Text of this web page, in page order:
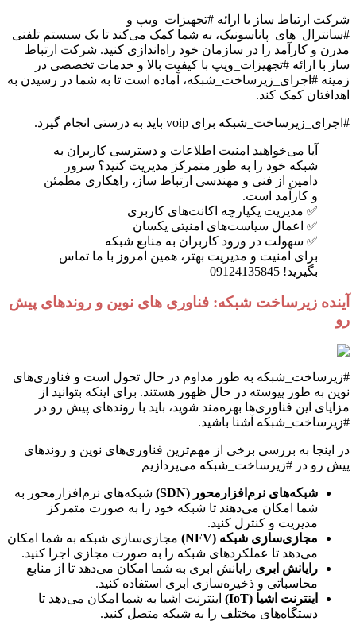
شرکت ارتباط ساز با ارائه #تجهیزات_ویپ و
#سانترال_های_پاناسونیک، به شما کمک می‌کند تا یک سیستم تلفنی
مدرن و کارآمد را در سازمان خود راه‌اندازی کنید. شرکت ارتباط
ساز با ارائه #تجهیزات_ویپ با کیفیت بالا و خدمات تخصصی در
زمینه #اجرای_زیرساخت_شبکه، آماده است تا به شما در رسیدن به
اهدافتان کمک کند.
#اجرای_زیرساخت_شبکه برای voip باید به درستی انجام گیرد.
آیا می‌خواهید امنیت اطلاعات و دسترسی کاربران به
شبکه خود را به طور متمرکز مدیریت کنید؟ سرور
دامین از فنی و مهندسی ارتباط ساز، راهکاری مطمئن
و کارآمد است.
✅ مدیریت یکپارچه اکانت‌های کاربری
✅ اعمال سیاست‌های امنیتی یکسان
✅ سهولت در ورود کاربران به منابع شبکه
برای امنیت و مدیریت بهتر، همین امروز با ما تماس
بگیرید! 09124135845
آینده زیرساخت شبکه: فناوری های نوین و روندهای پیش
رو
#زیرساخت_شبکه به طور مداوم در حال تحول است و فناوری‌های
نوین به طور پیوسته در حال ظهور هستند. برای اینکه بتوانید از
مزایای این فناوری‌ها بهره‌مند شوید، باید با روندهای پیش رو در
#زیرساخت_شبکه آشنا باشید.
در اینجا به بررسی برخی از مهم‌ترین فناوری‌های نوین و روندهای
پیش رو در #زیرساخت_شبکه می‌پردازیم
شبکه‌های نرم‌افزارمحور (SDN)
شبکه‌های نرم‌افزارمحور به
شما امکان می‌دهند تا شبکه خود را به صورت متمرکز
مدیریت و کنترل کنید.
مجازی‌سازی شبکه (NFV)
مجازی‌سازی شبکه به شما امکان
می‌دهد تا عملکردهای شبکه را به صورت مجازی اجرا کنید.
رایانش ابری رایانش ابری به شما امکان می‌دهد تا از منابع
محاسباتی و ذخیره‌سازی ابری استفاده کنید.
اینترنت اشیا (IoT)
اینترنت اشیا به شما امکان می‌دهد تا
دستگاه‌های مختلف را به شبکه متصل کنید.